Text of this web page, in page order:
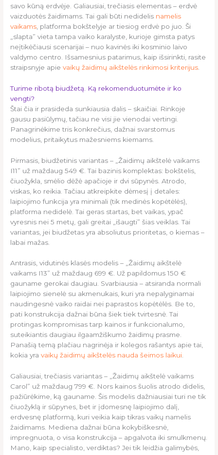
savo kūną erdvėje. Galiausiai, trečiasis elementas – erdvė
vaizduotės žaidimams. Tai gali būti nedidelis namelis
vaikams , platforma bokštelyje ar tiesiog erdvė po juo. Ši
„slapta” vieta tampa vaiko karalyste, kurioje gimsta patys
neįtikėčiausi scenarijai – nuo kavinės iki kosminio laivo
valdymo centro. Išsamesnius patarimus, kaip išsirinkti, rasite
straipsnyje apievaikų žaidimų aikštelės rinkimosi kriterijus
Turime ribotą biudžetą. Ką rekomenduotumėte ir ko
vengti?
Štai čia ir prasideda sunkiausia dalis – skaičiai. Rinkoje
gausu pasiūlymų, tačiau ne visi jie vienodai vertingi.
Panagrinėkime tris konkrečius, dažnai svarstomus
modelius, pritaikytus mažesniems kiemams.
Pirmasis, biudžetinis variantas – „Žaidimų aikštelė vaikams
I11” už maždaug 549 €. Tai bazinis komplektas: bokštelis,
čiuožykla, smėlio dėžė apačioje ir dvi sūpynės. Atrodo,
viskas, ko reikia. Tačiau atkreipkite dėmesį į detales:
laipiojimo funkcija yra minimali (tik medinės kopėtėlės),
platforma nedidelė. Tai geras startas, bet vaikas, ypač
vyresnis nei 5 metų, gali greitai „išaugti” šias veiklas. Tai
variantas, jei biudžetas yra absoliutus prioritetas, o kiemas –
labai mažas.
Antrasis, vidutinės klasės modelis – „Žaidimų aikštelė
vaikams I13” už maždaug 699 €. Už papildomus 150 €
gauname gerokai daugiau. Svarbiausia – atsiranda normali
laipiojimo sienelė su akmenukais, kuri yra nepalyginamai
naudingesnė vaiko raidai nei paprastos kopėtėlės. Be to,
pati konstrukcija dažnai būna šiek tiek tvirtesnė. Tai
protingas kompromisas tarp kainos ir funkcionalumo,
suteikiantis daugiau ilgaamžiškumo žaidimų prasme.
Panašią temą plačiau nagrinėja ir kolegos rašantys apie tai,
kokia yravaikų žaidimų aikštelės nauda šeimos laikui.
Galiausiai, trečiasis variantas – „Žaidimų aikštelė vaikams
Carol” už maždaug 799 €. Nors kainos šuolis atrodo didelis,
pažiūrėkime, ką gauname. Šis modelis dažniausiai turi ne tik
čiuožyklą ir sūpynes, bet ir įdomesnę laipiojimo dalį,
erdvesnę platformą, kuri veikia kaip tikras vaikų namelis
žaidimams. Mediena dažnai būna kokybiškesnė,
impregnuota, o visa konstrukcija – apgalvota iki smulkmenų.
Mano, kaip specialisto, verdiktas? Jei tik leidžia galimybės,